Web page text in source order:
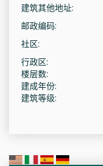
建筑其他地址:
邮政编码:
社区:
行政区:
楼层数:
建成年份:
建筑等级: